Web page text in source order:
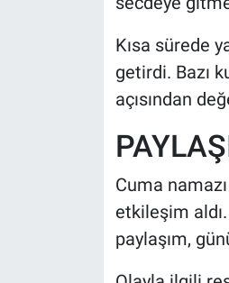
Kısa sürede
getirdi. Bazı
açısından
Cuma
etkileşim
paylaşım,